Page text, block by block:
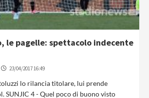
le pagelle: spettacolo indecente
23/04/2017 16:49
lo rilancia titolare, lui prende
SUNJIC 4 - Quel poco di buono visto